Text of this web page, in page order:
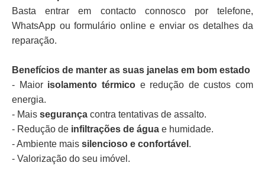
Basta entrar em contacto connosco por telefone,
WhatsApp ou formulário online e enviar os detalhes da
reparação.
Benefícios de manter as suas janelas em bom estado
- Maior isolamento térmicoe redução de custos com
energia.
- Mais segurança contra tentativas de assalto.
- Redução de infiltrações de água e humidade.
- Ambiente mais silencioso e confortável .
- Valorização do seu imóvel.